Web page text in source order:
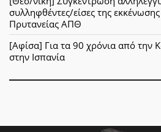
συλληφθέντες/είσες της
Πρυτανείας ΑΠΘ
[Αφίσα] Για τα 90 χρόνια από την
στην Ισπανία